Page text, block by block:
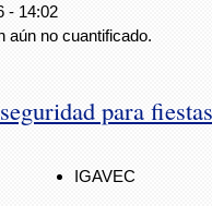
- 14:02
aún no cuantificado.
para
IGAVEC